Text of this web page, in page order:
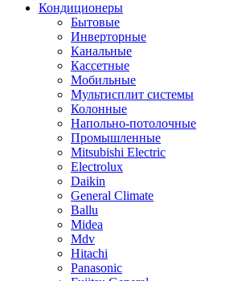
Кондиционеры
Бытовые
Инверторные
Канальные
Кассетные
Мобильные
Мультисплит системы
Колонные
Напольно-потолочные
Промышленные
Mitsubishi Electric
Electrolux
Daikin
General Climate
Ballu
Midea
Mdv
Hitachi
Panasonic